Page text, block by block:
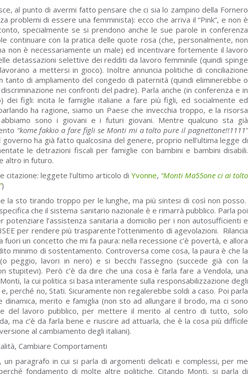
al punto di avermi fatto pensare che ci sia lo zampino della Fornero
problemi di essere una femminista): ecco che arriva il “Pink”, e non è
specialmente se si prendono anche le sue parole in conferenza
continuare con la pratica delle quote rosa (che, personalmente, non
non è necessariamente un male) ed incentivare fortemente il lavoro
detassazioni selettive dei redditi da lavoro femminile (quindi spinge
a mettersi in gioco). Inoltre annuncia politiche di conciliazione
tanto di ampliamento del congedo di paternità (quindi eliminerebbe o
nei confronti del padre). Parla anche (in conferenza e in
dei figli: incita le famiglie italiane a fare più figli, ed socialmente ed
ha ragione, siamo un Paese che invecchia troppo, e la risorsa
sono i giovani e i futuri giovani. Mentre qualcuno sta già
“kome fakkio a fare figli se Monti mi a tolto pure il pagnettone!!1111”
ha già fatto qualcosina del genere, proprio nell’ultima legge di
le detrazioni fiscali per famiglie con bambini e bambini disabili.
altro in futuro.
citazione: leggete l’ultimo articolo di Yvonne, “Monti Ma55one ci ai tolto
)
la sto tirando troppo per le lunghe, ma più sintesi di così non posso.
che il sistema sanitario nazionale è e rimarrà pubblico. Parla poi
potenziare l’assistenza sanitaria a domicilio per i non autosufficienti e
per rendere più trasparente l’ottenimento di agevolazioni. Rilancia
un concetto che mi fa paura: nella recessione c’è povertà, e allora
minimo di sostentamento. Controversa come cosa, la paura è che la
peggio, lavori in nero) e si becchi l’assegno (succede già con la
stupitevi). Però c’è da dire che una cosa è farla fare a Vendola, una
la cui politica si basa interamente sulla responsabilizzazione degli
perché no, Stati. Sicuramente non regalerebbe soldi a caso. Poi parla
dinamica, merito e famiglia (non sto ad allungare il brodo, ma ci sono
del lavoro pubblico, per mettere il merito al centro di tutto, solo
ma c’è da farla bene e riuscire ad attuarla, che è la cosa più difficile
al cambiamento degli italiani).
Cambiare Comportamenti
paragrafo in cui si parla di argomenti delicati e complessi, per me
fondamento di molte altre politiche. Citando Monti, si parla di